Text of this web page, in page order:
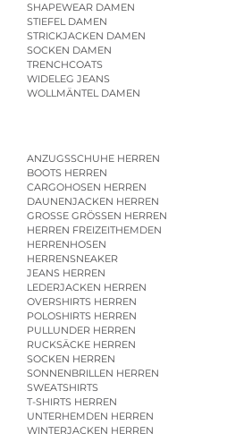
SHAPEWEAR DAMEN
STIEFEL DAMEN
STRICKJACKEN DAMEN
SOCKEN DAMEN
TRENCHCOATS
WIDELEG JEANS
WOLLMÄNTEL DAMEN
ANZUGSSCHUHE HERREN
BOOTS HERREN
CARGOHOSEN HERREN
DAUNENJACKEN HERREN
GROSSE GRÖSSEN HERREN
HERREN FREIZEITHEMDEN
HERRENHOSEN
HERRENSNEAKER
JEANS HERREN
LEDERJACKEN HERREN
OVERSHIRTS HERREN
POLOSHIRTS HERREN
PULLUNDER HERREN
RUCKSÄCKE HERREN
SOCKEN HERREN
SONNENBRILLEN HERREN
SWEATSHIRTS
T-SHIRTS HERREN
UNTERHEMDEN HERREN
WINTERJACKEN HERREN